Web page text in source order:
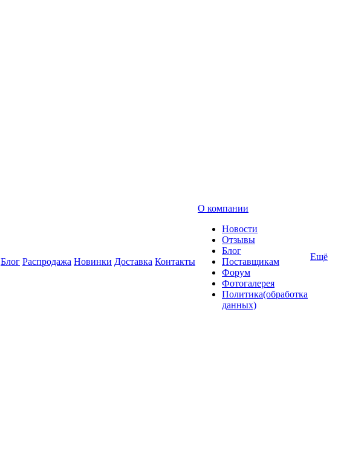
Блог Распродажа Новинки Доставка Контакты
О компании
Новости
Отзывы
Блог
Поставщикам
Форум
Фотогалерея
Политика(обработка
данных)
Ещё